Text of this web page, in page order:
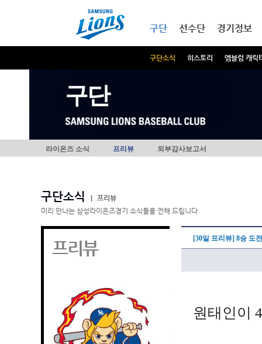
구단
구단소식 히스토리 엠블럼 캐릭
선수단 경기정보
구단
라이온즈 소식 프리뷰 외부감사보고서
구단소식
프리뷰
미리 만나는 삼성라이온즈경기 소식들을 전해 드립니다.
프리뷰 [30일 프리뷰] 8승 도
원태인이